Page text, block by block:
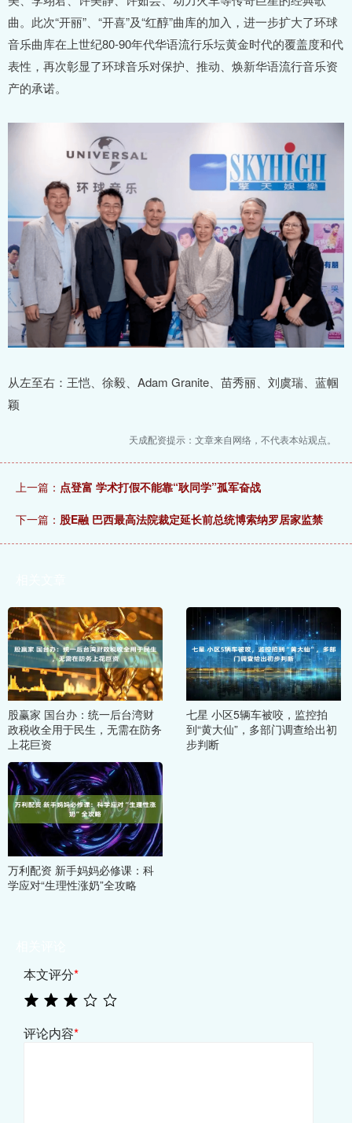
曲。此次“开丽”、“开喜”及“红醇”曲库的加入，进一步扩大了环球
音乐曲库在上世纪80-90年代华语流行乐坛黄金时代的覆盖度和代
表性，再次彰显了环球音乐对保护、推动、焕新华语流行音乐资
产的承诺。
从左至右：王恺、徐毅、Adam Granite、苗秀丽、刘虞瑞、蓝帼
颖
天成配资提示：文章来自网络，不代表本站观点。
上一篇： 点登富 学术打假不能靠“耿同学”孤军奋战
下一篇： 股E融 巴西最高法院裁定延长前总统博索纳罗居家监禁
股赢家 国台办：统一后台湾财
政税收全用于民生，无需在防务
上花巨资
七星 小区5辆车被咬，监控拍
到“黄大仙”，多部门调查给出初
步判断
万利配资 新手妈妈必修课：科
学应对“生理性涨奶”全攻略
本文评分*
评论内容*